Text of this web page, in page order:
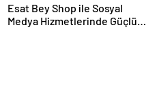
Esat Bey Shop ile Sosyal
Medya Hizmetlerinde Güçlü